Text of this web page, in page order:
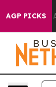
AGP PICKS